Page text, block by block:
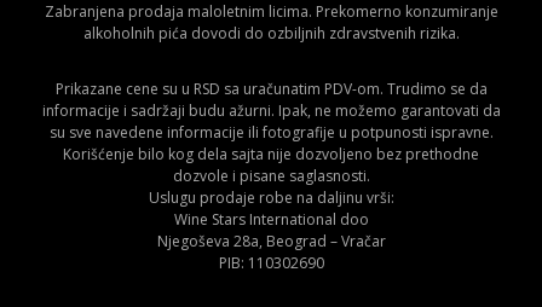
Zabranjena prodaja maloletnim licima. Prekomerno konzumiranje
alkoholnih pića dovodi do ozbiljnih zdravstvenih rizika.
Prikazane cene su u RSD sa uračunatim PDV-om. Trudimo se da
informacije i sadržaji budu ažurni. Ipak, ne možemo garantovati da
su sve navedene informacije ili fotografije u potpunosti ispravne.
Korišćenje bilo kog dela sajta nije dozvoljeno bez prethodne
dozvole i pisane saglasnosti.
Uslugu prodaje robe na daljinu vrši:
Wine Stars International doo
Njegoševa 28a, Beograd – Vračar
PIB: 110302690